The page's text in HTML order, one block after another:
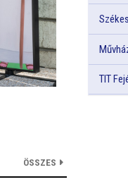
ÖSSZES
TIT